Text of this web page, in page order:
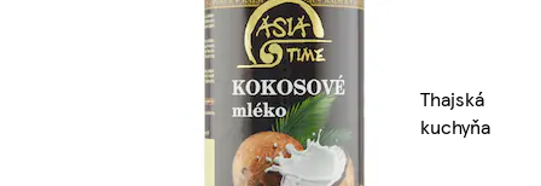
Thajská
kuchyňa